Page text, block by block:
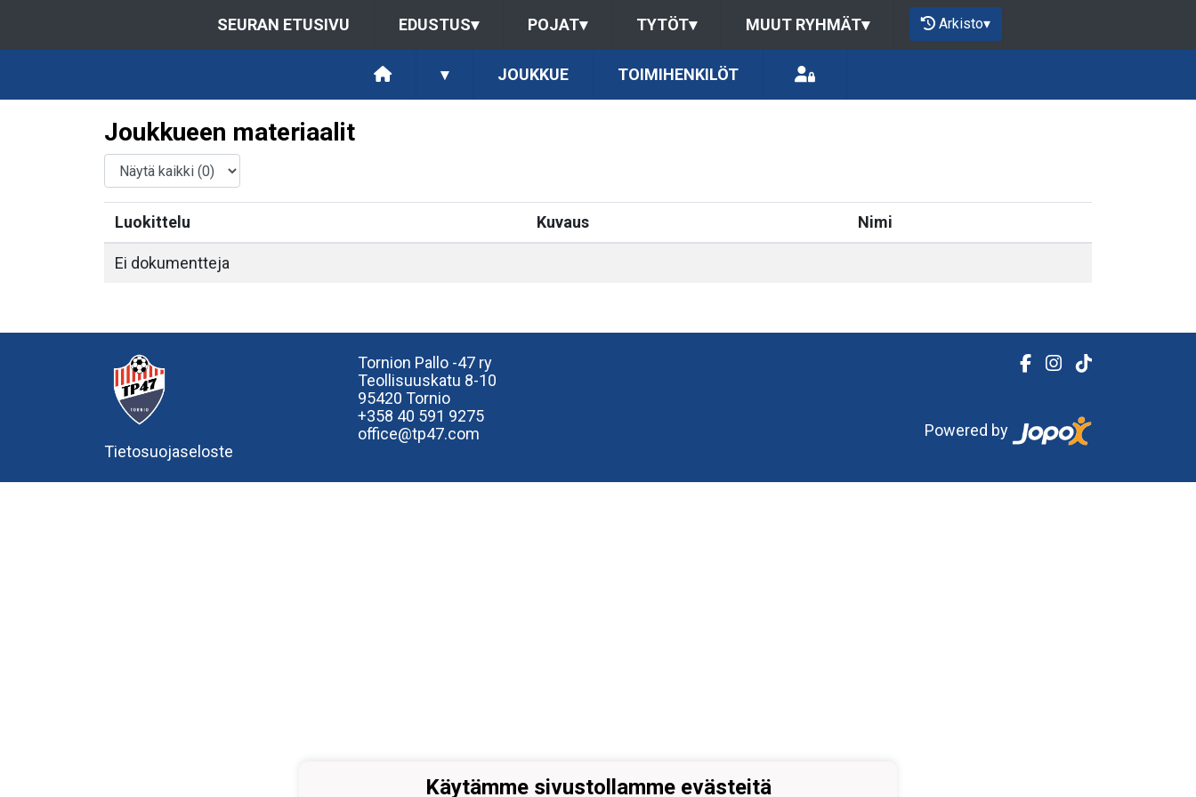
SEURAN ETUSIVU EDUSTUS▾ POJAT▾ TYTÖT▾ MUUT RYHMÄT▾ Arkisto▾
▾ JOUKKUE TOIMIHENKILÖT
Joukkueen materiaalit
Luokittelu Kuvaus Nimi
Ei dokumentteja
Tietosuojaseloste
Tornion Pallo -47 ry
Teollisuuskatu 8-10
95420 Tornio
+358 40 591 9275
office@tp47.com
Powered by
Käytämme sivustollamme evästeitä